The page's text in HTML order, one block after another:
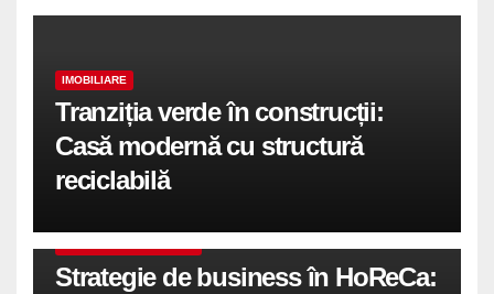
IMOBILIARE
Tranziția verde în construcții:
Casă modernă cu structură
reciclabilă
Strategie de business în HoReCa: